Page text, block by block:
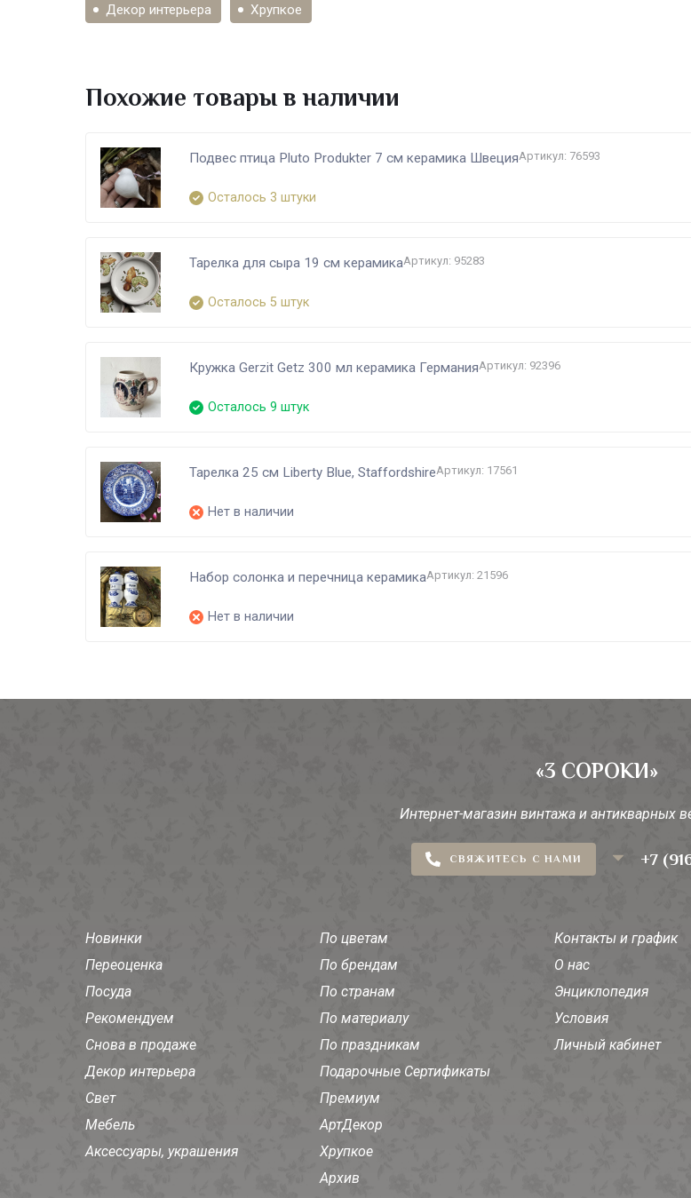
Декор интерьера Хрупкое
Похожие товары в наличии
Подвес птица Pluto Produkter 7 см керамика ШвецияАртикул: 76593
Осталось 3 штуки
Тарелка для сыра 19 см керамикаАртикул: 95283
Осталось 5 штук
Кружка Gerzit Getz 300 мл керамика ГерманияАртикул: 92396
Осталось 9 штук
Тарелка 25 см Liberty Blue, StaffordshireАртикул: 17561
Нет в наличии
Набор солонка и перечница керамикаАртикул: 21596
Нет в наличии
«3 СОРОКИ»
Интернет-магазин винтажа и антикварных
СВЯЖИТЕСЬ С НАМИ +7
Новинки
Переоценка
Посуда
Рекомендуем
Снова в продаже
Декор интерьера
Свет
Мебель
Аксессуары, украшения
По цветам
По брендам
По странам
По материалу
По праздникам
Подарочные Сертификаты
Премиум
АртДекор
Хрупкое
Архив
Контакты и график
О нас
Энциклопедия
Условия
Личный кабинет